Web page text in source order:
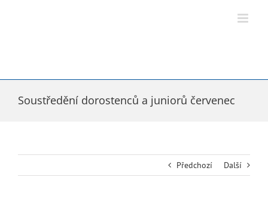
Soustředění dorostenců a juniorů červenec
Předchozí Další